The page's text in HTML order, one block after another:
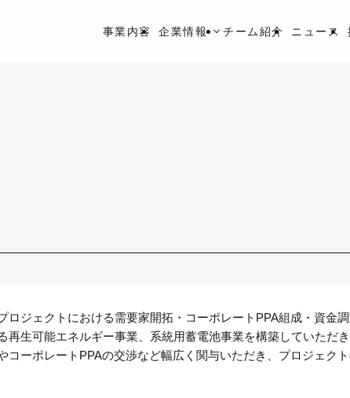
事業内容 企業情報 チーム紹介 ニュース
ロジェクトにおける需要家開拓・コーポレートPPA組成・資金
再生可能エネルギー事業、系統用蓄電池事業を構築していただ
コーポレートPPAの交渉など幅広く関与いただき、プロジェク